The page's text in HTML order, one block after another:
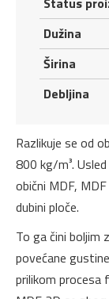
Dužina
Širina
Debljina
Razlikuje se od
800 kg/m³.
obični MDF,
dubini ploče.
To ga čini boljim
povećane
prilikom procesa